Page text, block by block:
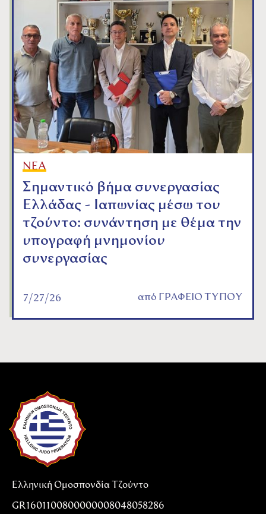
ΝΕΑ
Σημαντικό βήμα συνεργασίας
Ελλάδας - Ιαπωνίας μέσω του
τζούντο: συνάντηση με θέμα την
υπογραφή μνημονίου
συνεργασίας
7/27/26 από ΓΡΑΦΕΙΟ ΤΥΠΟΥ
Ελληνική Ομοσπονδία Τζούντο
GR1601100800000008048058286